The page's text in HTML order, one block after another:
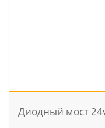
Диодный мост